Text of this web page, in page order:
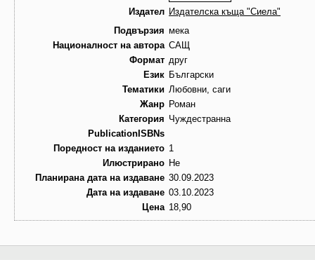
Издател Издателска къща "Сиела"
Подвързия мека
Националност на автора САЩ
Формат друг
Език Български
Тематики Любовни, саги
Жанр Роман
Категория Чуждестранна
PublicationISBNs
Поредност на изданието 1
Илюстрирано Не
Планирана дата на издаване 30.09.2023
Дата на издаване 03.10.2023
Цена 18,90